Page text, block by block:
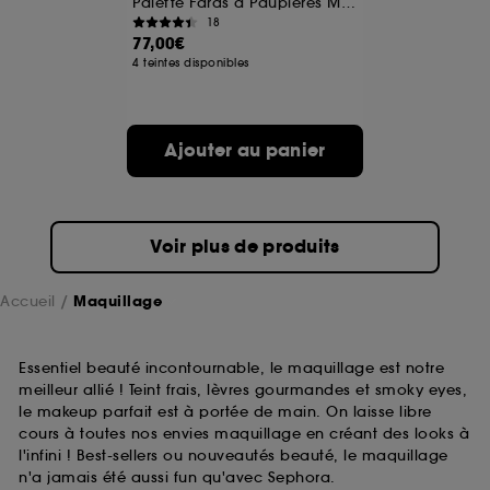
18
77,00€
4 teintes disponibles
Ajouter au panier
Voir plus de produits
Accueil Maquillage
Essentiel beauté incontournable, le maquillage est notre
meilleur allié ! Teint frais, lèvres gourmandes et smoky eyes,
le makeup parfait est à portée de main. On laisse libre
cours à toutes nos envies maquillage en créant des looks à
l'infini ! Best-sellers ou nouveautés beauté, le maquillage
n'a jamais été aussi fun qu'avec Sephora.
A l'exception des cookies techniques, le dépôt et la
lecture de ces traceurs requiert votre accord. Vous
choix" ci-dessous ou décider de "tout accepter".
Sephora pourra associer les informations de
navigation collectées par ces Cookies, pour les
sur "continuer sans accepter". Voous pouvez à tout
moment choisir de retirer votrte consentement. Si vous
souhaitez obtenir plus d'information sur les cookies